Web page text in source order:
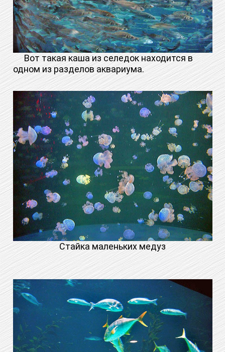
Вот такая каша из селедок находится в
одном из разделов аквариума.
Стайка маленьких медуз